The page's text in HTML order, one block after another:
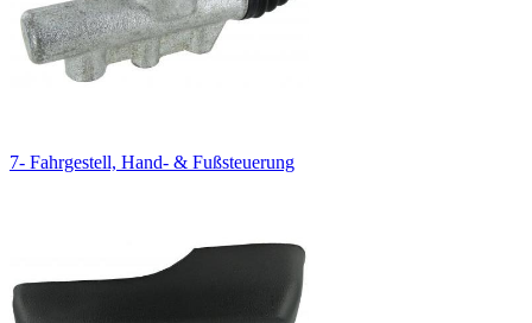
7- Fahrgestell, Hand- & Fußsteuerung